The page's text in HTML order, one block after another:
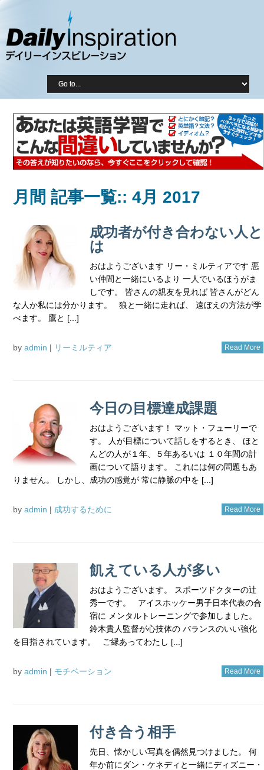
月間 記事一覧:: 4月 2017
成功者が付き合わない人と
は
おはようございます リー・ミルティアです 悪
い仲間と一緒にいるより 一人でいるほうがま
しです。 皆さんの親友を見れば 皆さんがどん
な人か私には分かります。 狼と一緒に走れば、 遠ぼえの方法が学
べます。 鷹と [...]
by admin | リーミルティア Read More
今日の目標達成課題
おはようございます！ マット・フューリーで
す。 人が目標について話しをするとき、 ほと
んどの人が１年、５年あるいは １０年間の計
画について語ります。 これには何の問題もあ
りません。 しかし、成功の感覚が 常に静脈の中を [...]
by admin | 成功するために Read More
飢えている人が多い
おはようございます。 スポーツドクターの辻
秀一です。 アイスホッケー男子日本代表の合
宿に メンタルトレーニングで参加しました。
鈴木貴人監督が心技体の バランスのいい強化
を目指されています。 ご縁あってわたし [...]
by admin | モチベーション Read More
付き合う相手
先日、懐かしい写真を偶然見つけました。 何
年か前にダン・ケネディと一緒にディズニー・